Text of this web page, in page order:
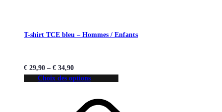
T-shirt TCE bleu – Hommes / Enfants
€ 29,90 – € 34,90
Choix des options